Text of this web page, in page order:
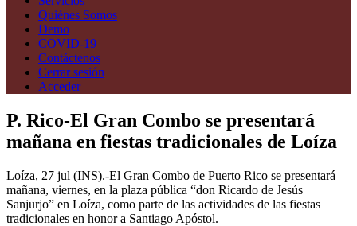
Quiénes Somos
Demo
COVID-19
Contáctenos
Cerrar sesión
Acceder
P. Rico-El Gran Combo se presentará
mañana en fiestas tradicionales de Loíza
Loíza, 27 jul (INS).-El Gran Combo de Puerto Rico se presentará
mañana, viernes, en la plaza pública “don Ricardo de Jesús
Sanjurjo” en Loíza, como parte de las actividades de las fiestas
tradicionales en honor a Santiago Apóstol.